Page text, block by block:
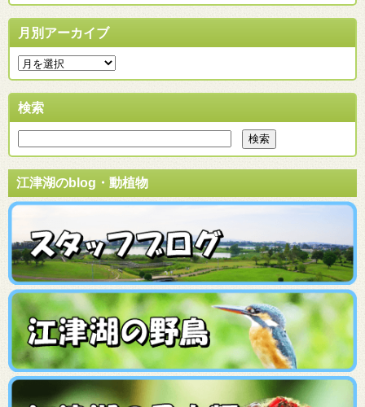
月別アーカイブ
検索
江津湖のblog・動植物